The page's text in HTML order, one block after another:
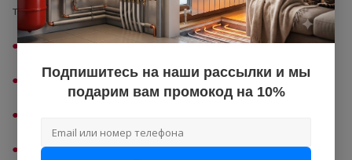
термостатов являются:
Бастион;
Аристон;
Hubert.
Подпишитесь на наши рассылки и мы
подарим вам промокод на 10%